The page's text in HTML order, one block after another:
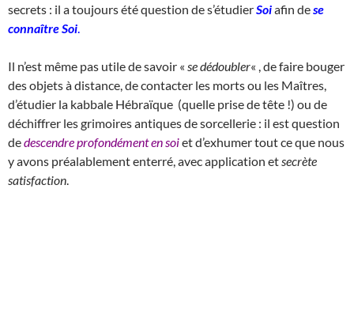
secrets : il a toujours été question de s’étudierSoiafin dese
connaître Soi
Il n’est même pas utile de savoir « se dédoubler« , de faire bouger
des objets à distance, de contacter les morts ou les Maîtres,
d’étudier la kabbale Hébraïque (quelle prise de tête !) ou de
déchiffrer les grimoires antiques de sorcellerie : il est question
dedescendre profondément en soiet d’exhumer tout ce que nous
y avons préalablement enterré, avec application et secrète
satisfaction